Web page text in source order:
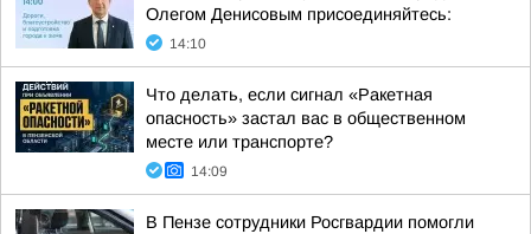
Олегом Денисовым присоединяйтесь:
14:10
Что делать, если сигнал «Ракетная
опасность» застал вас в общественном
месте или транспорте?
14:09
В Пензе сотрудники Росгвардии помогли